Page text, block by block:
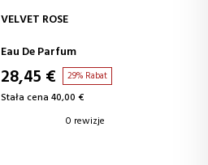
DODAJ DO KOSZYKA
VELVET ROSE
Eau De Parfum
28,45 € 29% Rabat
Stała cena 40,00 €
0 rewizje